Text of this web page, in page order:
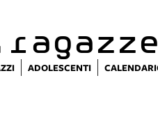
e
ADOLESCENTI